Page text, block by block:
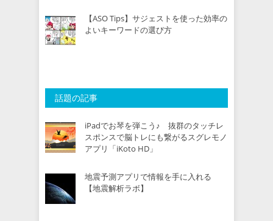
【ASO Tips】サジェストを使った効率の
よいキーワードの選び方
話題の記事
iPadでお琴を弾こう♪ 抜群のタッチレ
スポンスで脳トレにも繋がるスグレモノ
アプリ「iKoto HD」
地震予測アプリで情報を手に入れる
【地震解析ラボ】